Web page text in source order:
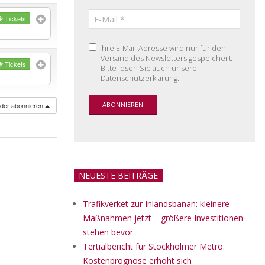
Tickets
Tickets
abonnieren
Ihre E-Mail-Adresse wird nur für den
Versand des Newsletters gespeichert.
Bitte lesen Sie auch unsere
Datenschutzerklärung.
NEUESTE BEITRÄGE
Trafikverket zur Inlandsbanan: kleinere
Maßnahmen jetzt – größere Investitionen
stehen bevor
Tertialbericht für Stockholmer Metro:
Kostenprognose erhöht sich